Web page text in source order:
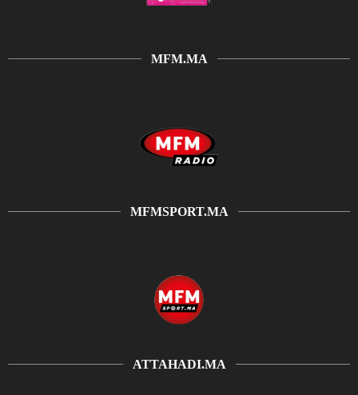
MFM.MA
MFMSPORT.MA
ATTAHADI.MA